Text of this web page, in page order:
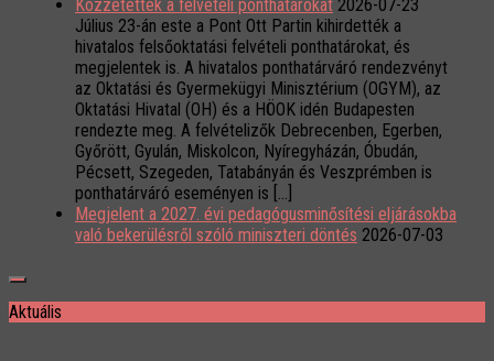
Közzétették a felvételi ponthatárokat 2026-07-23
Július 23-án este a Pont Ott Partin kihirdették a
hivatalos felsőoktatási felvételi ponthatárokat, és
megjelentek is. A hivatalos ponthatárváró rendezvényt
az Oktatási és Gyermekügyi Minisztérium (OGYM), az
Oktatási Hivatal (OH) és a HÖOK idén Budapesten
rendezte meg. A felvételizők Debrecenben, Egerben,
Győrött, Gyulán, Miskolcon, Nyíregyházán, Óbudán,
Pécsett, Szegeden, Tatabányán és Veszprémben is
ponthatárváró eseményen is […]
Megjelent a 2027. évi pedagógusminősítési eljárásokba
való bekerülésről szóló miniszteri döntés 2026-07-03
Aktuális